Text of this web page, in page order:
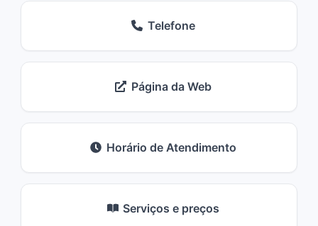
Telefone
Página da Web
Horário de Atendimento
Serviços e preços